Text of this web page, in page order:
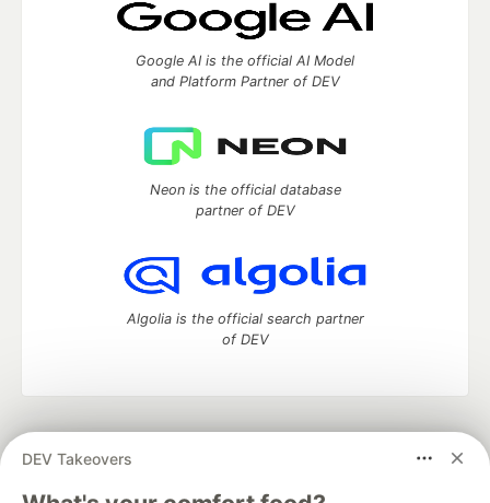
DEV Takeovers
Google AI is the official AI Model
and Platform Partner of DEV
Neon is the official database
partner of DEV
Algolia is the official search partner
of DEV
development and manage your software career